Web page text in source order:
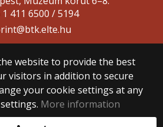
website to provide the best
visitors in addition to secure
your cookie settings at any
More information
1 411 6500 / 5194